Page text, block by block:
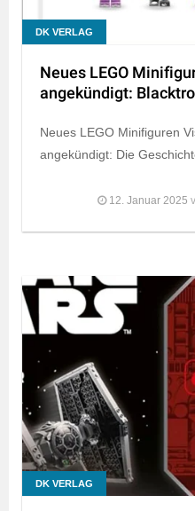
DK VERLAG
Neues LEGO
angekündigt:
Neues LEGO Minifiguren
angekündigt: Die
12. Januar 2025
DK VERLAG